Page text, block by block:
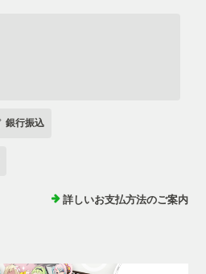
銀行振込
詳しいお支払方法のご案内